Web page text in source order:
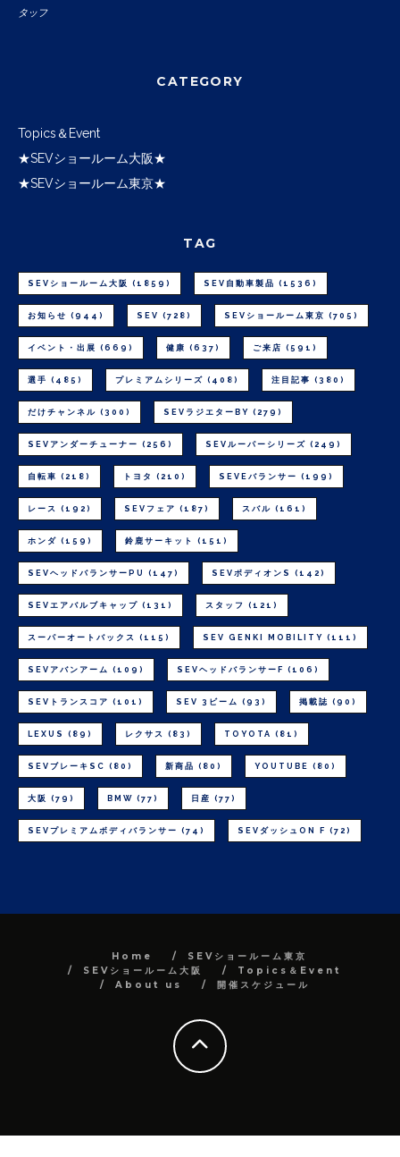
タッフ
CATEGORY
Topics＆Event
★SEVショールーム大阪★
★SEVショールーム東京★
TAG
SEVショールーム大阪 (1859) SEV自動車製品 (1536)
お知らせ (944) SEV (728) SEVショールーム東京 (705)
イベント・出展 (669) 健康 (637) ご来店 (591)
選手 (485) プレミアムシリーズ (408) 注目記事 (380)
だけチャンネル (300) SEVラジエターBY (279)
SEVアンダーチューナー (256) SEVルーパーシリーズ (249)
自転車 (218) トヨタ (210) SEVEバランサー (199)
レース (192) SEVフェア (187) スバル (161)
ホンダ (159) 鈴鹿サーキット (151)
SEVヘッドバランサーPU (147) SEVボディオンS (142)
SEVエアバルブキャップ (131) スタッフ (121)
スーパーオートバックス (115) SEV GENKI MOBILITY (111)
SEVアバンアーム (109) SEVヘッドバランサーF (106)
SEVトランスコア (101) SEV 3ビーム (93) 掲載誌 (90)
LEXUS (89) レクサス (83) TOYOTA (81)
SEVブレーキSC (80) 新商品 (80) YOUTUBE (80)
大阪 (79) BMW (77) 日産 (77)
SEVプレミアムボディバランサー (74) SEVダッシュON F (72)
Home
SEVショールーム東京
SEVショールーム大阪
Topics＆Event
About us
開催スケジュール